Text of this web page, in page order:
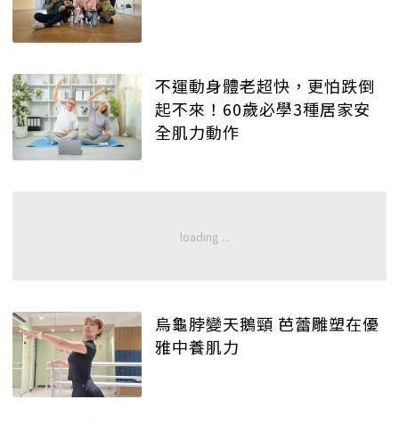
不運動身體老超快，更怕跌倒
起不來！60歲必學3種居家安
全肌力動作
烏龜脖變天鵝頸 芭蕾雕塑在優
雅中養肌力